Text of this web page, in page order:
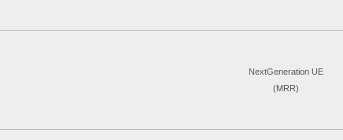
NextGeneration UE
(MRR)